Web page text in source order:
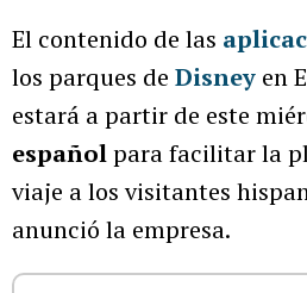
El contenido de las
los parques de Disney en
estará a partir de este
españolpara facilitar la
viaje a los visitantes
anunció la empresa.